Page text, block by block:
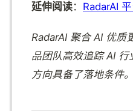
延伸阅读： RadarAI
RadarAI 聚合 AI 优质
品团队高效追踪 AI
方向具备了落地条件。